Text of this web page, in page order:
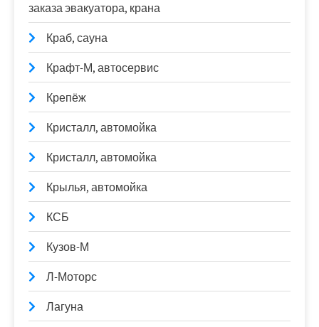
заказа эвакуатора, крана
Краб, сауна
Крафт-М, автосервис
Крепёж
Кристалл, автомойка
Кристалл, автомойка
Крылья, автомойка
КСБ
Кузов-М
Л-Моторс
Лагуна